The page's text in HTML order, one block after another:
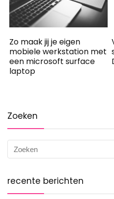
Zo maak jij je eigen
mobiele werkstation met
een microsoft surface
laptop
Zoeken
recente berichten